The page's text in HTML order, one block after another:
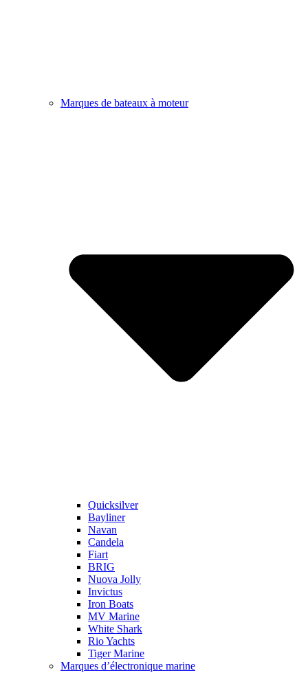
Marques de bateaux à moteur
Quicksilver
Bayliner
Navan
Candela
Fiart
BRIG
Nuova Jolly
Invictus
Iron Boats
MV Marine
White Shark
Rio Yachts
Tiger Marine
Marques d’électronique marine